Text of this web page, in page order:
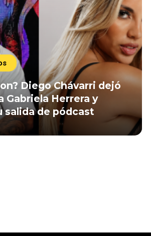
Diego Chávarri dejó
Gabriela Herrera y
salida de pódcast